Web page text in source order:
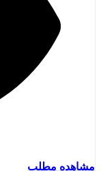
مشاهده مطلب